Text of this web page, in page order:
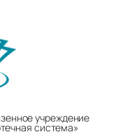
учреждение
система»